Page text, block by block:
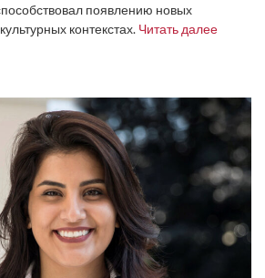
появлению новых
контекстах. Читать далее